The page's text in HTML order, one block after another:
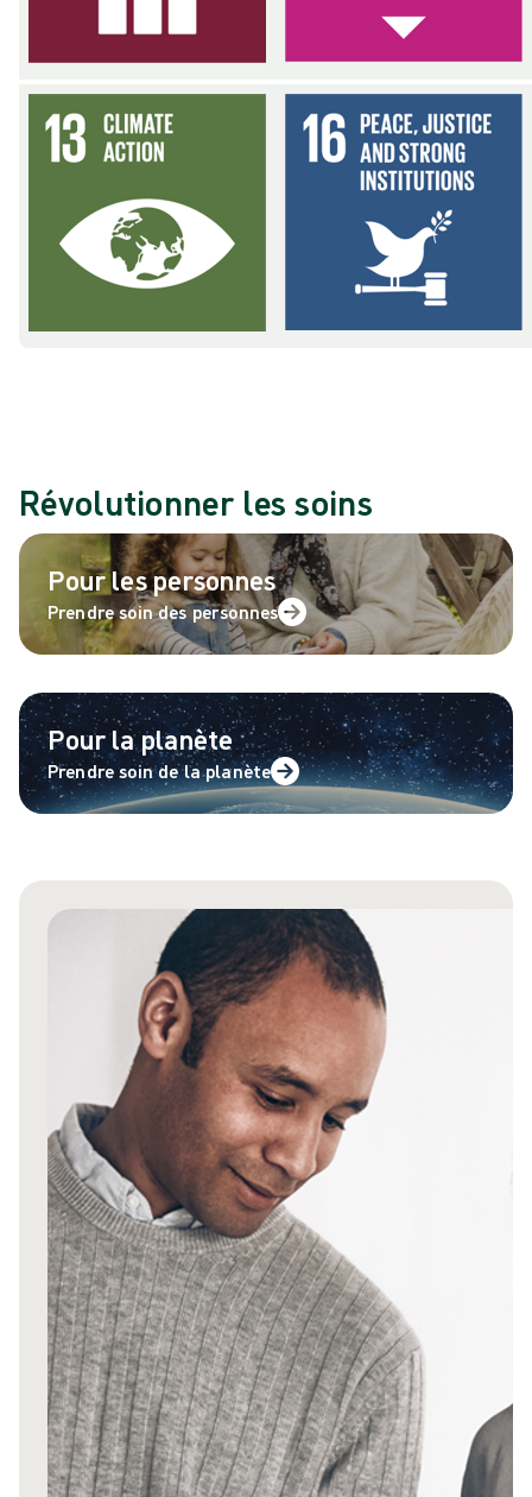
Révolutionner les soins
Pour les personnes
Prendre soin des personnes
Pour la planète
Prendre soin de la planète